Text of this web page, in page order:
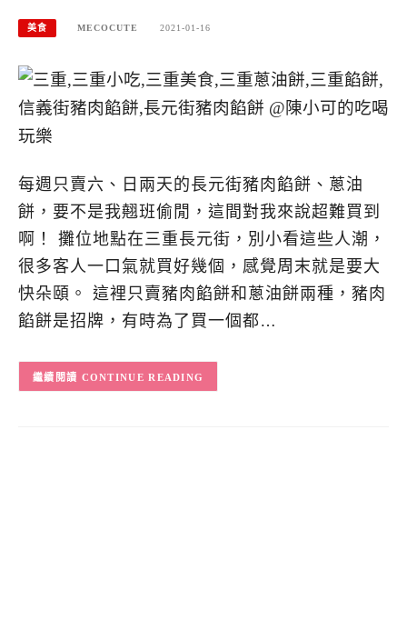
美食 MECOCUTE 2021-01-16
每週只賣六、日兩天的長元街豬肉餡餅、蔥油
餅，要不是我翹班偷閒，這間對我來說超難買到
啊！ 攤位地點在三重長元街，別小看這些人潮，
很多客人一口氣就買好幾個，感覺周末就是要大
快朵頤。 這裡只賣豬肉餡餅和蔥油餅兩種，豬肉
餡餅是招牌，有時為了買一個都…
CONTINUE READING